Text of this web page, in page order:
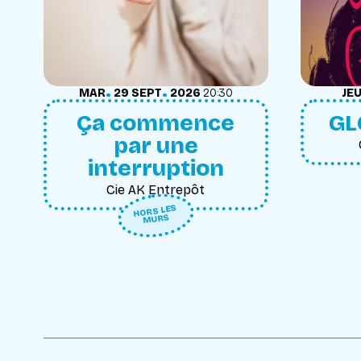
MARDI
MAR. 29SEPTEMBRE
SEPT. 2026 20:30
Ça commence
par une
interruption
Cie AK Entrepôt
HORS LES
MURS
JEU